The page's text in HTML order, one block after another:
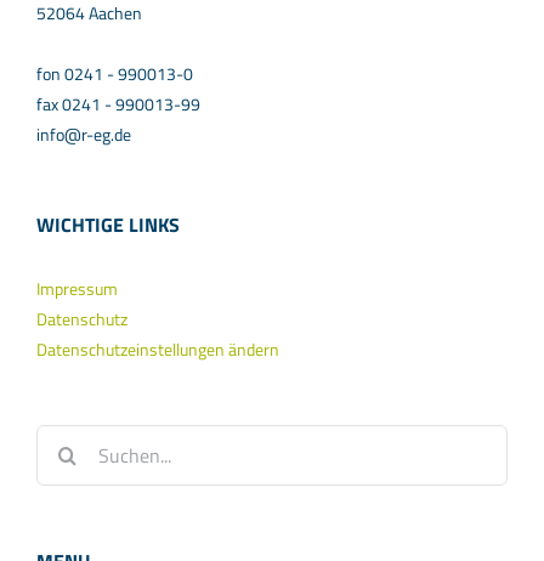
52064 Aachen
fon 0241 - 990013-0
fax 0241 - 990013-99
info@r-eg.de
WICHTIGE LINKS
Impressum
Datenschutz
Datenschutzeinstellungen ändern
nach: